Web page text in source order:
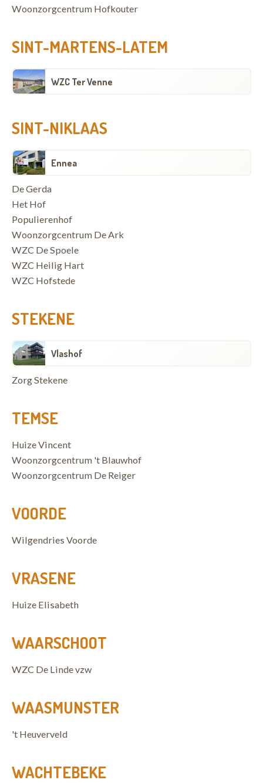
Woonzorgcentrum Hofkouter
SINT-MARTENS-LATEM
WZC Ter Venne
SINT-NIKLAAS
Ennea
De Gerda
Het Hof
Populierenhof
Woonzorgcentrum De Ark
WZC De Spoele
WZC Heilig Hart
WZC Hofstede
STEKENE
Vlashof
Zorg Stekene
TEMSE
Huize Vincent
Woonzorgcentrum 't Blauwhof
Woonzorgcentrum De Reiger
VOORDE
Wilgendries Voorde
VRASENE
Huize Elisabeth
WAARSCHOOT
WZC De Linde vzw
WAASMUNSTER
't Heuverveld
WACHTEBEKE